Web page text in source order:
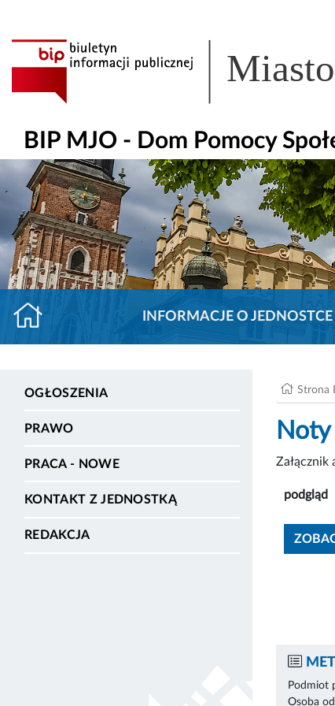
BIP MJO - Dom Pomocy
INFORMACJE O JEDNOSTCE
OGŁOSZENIA
PRAWO
PRACA - NOWE
KONTAKT Z JEDNOSTKĄ
REDAKCJA
Strona
podgląd
Podmiot
Osoba